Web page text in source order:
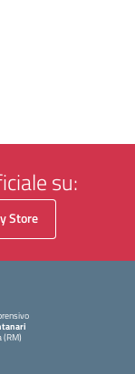
su:
Store
(RM)
iniziale della scuola